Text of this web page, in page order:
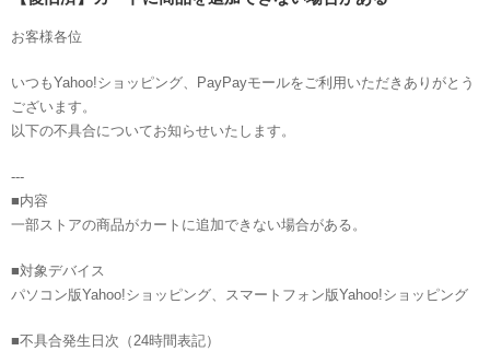
お客様各位
いつもYahoo!ショッピング、PayPayモールをご利用いただきありがとう
ございます。
以下の不具合についてお知らせいたします。
---
■内容
一部ストアの商品がカートに追加できない場合がある。
■対象デバイス
パソコン版Yahoo!ショッピング、スマートフォン版Yahoo!ショッピング
■不具合発生日次（24時間表記）